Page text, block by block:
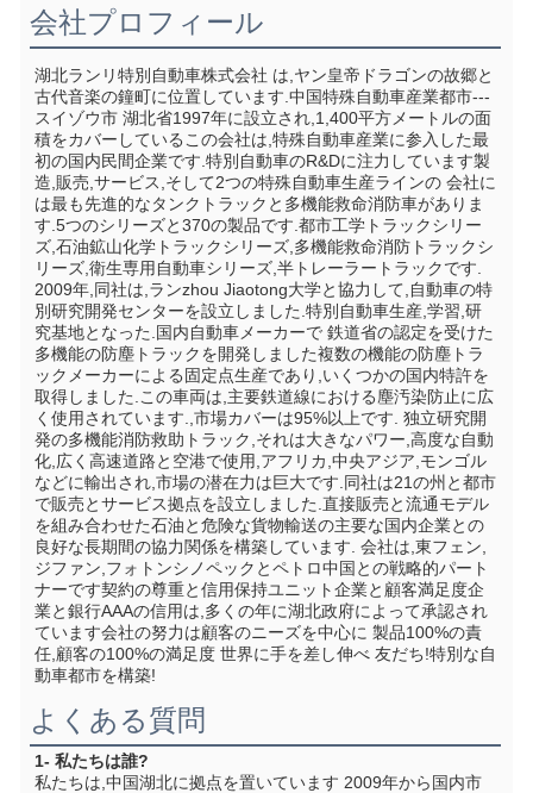
会社プロフィール
湖北ランリ特別自動車株式会社 は,ヤン皇帝ドラゴンの故郷と
古代音楽の鐘町に位置しています.中国特殊自動車産業都市---
スイゾウ市 湖北省1997年に設立され,1,400平方メートルの面
積をカバーしているこの会社は,特殊自動車産業に参入した最
初の国内民間企業です.特別自動車のR&Dに注力しています製
造,販売,サービス,そして2つの特殊自動車生産ラインの 会社に
は最も先進的なタンクトラックと多機能救命消防車がありま
す.5つのシリーズと370の製品です.都市工学トラックシリー
ズ,石油鉱山化学トラックシリーズ,多機能救命消防トラックシ
リーズ,衛生専用自動車シリーズ,半トレーラートラックです.
2009年,同社は,ランzhou Jiaotong大学と協力して,自動車の特
別研究開発センターを設立しました.特別自動車生産,学習,研
究基地となった.国内自動車メーカーで 鉄道省の認定を受けた
多機能の防塵トラックを開発しました複数の機能の防塵トラ
ックメーカーによる固定点生産であり,いくつかの国内特許を
取得しました.この車両は,主要鉄道線における塵汚染防止に広
く使用されています.,市場カバーは95%以上です. 独立研究開
発の多機能消防救助トラック,それは大きなパワー,高度な自動
化,広く高速道路と空港で使用,アフリカ,中央アジア,モンゴル
などに輸出され,市場の潜在力は巨大です.同社は21の州と都市
で販売とサービス拠点を設立しました.直接販売と流通モデル
を組み合わせた石油と危険な貨物輸送の主要な国内企業との
良好な長期間の協力関係を構築しています. 会社は,東フェン,
ジファン,フォトンシノペックとペトロ中国との戦略的パート
ナーです契約の尊重と信用保持ユニット企業と顧客満足度企
業と銀行AAAの信用は,多くの年に湖北政府によって承認され
ています会社の努力は顧客のニーズを中心に 製品100%の責
任,顧客の100%の満足度 世界に手を差し伸べ 友だち!特別な自
動車都市を構築!
よくある質問
1- 私たちは誰?
私たちは,中国湖北に拠点を置いています 2009年から国内市